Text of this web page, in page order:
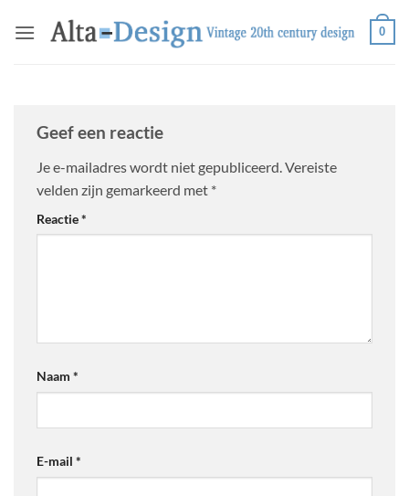
naar
0
Geef een reactie
Je e-mailadres wordt niet gepubliceerd. Vereiste
velden zijn gemarkeerd met *
Reactie*
Naam *
E-mail *